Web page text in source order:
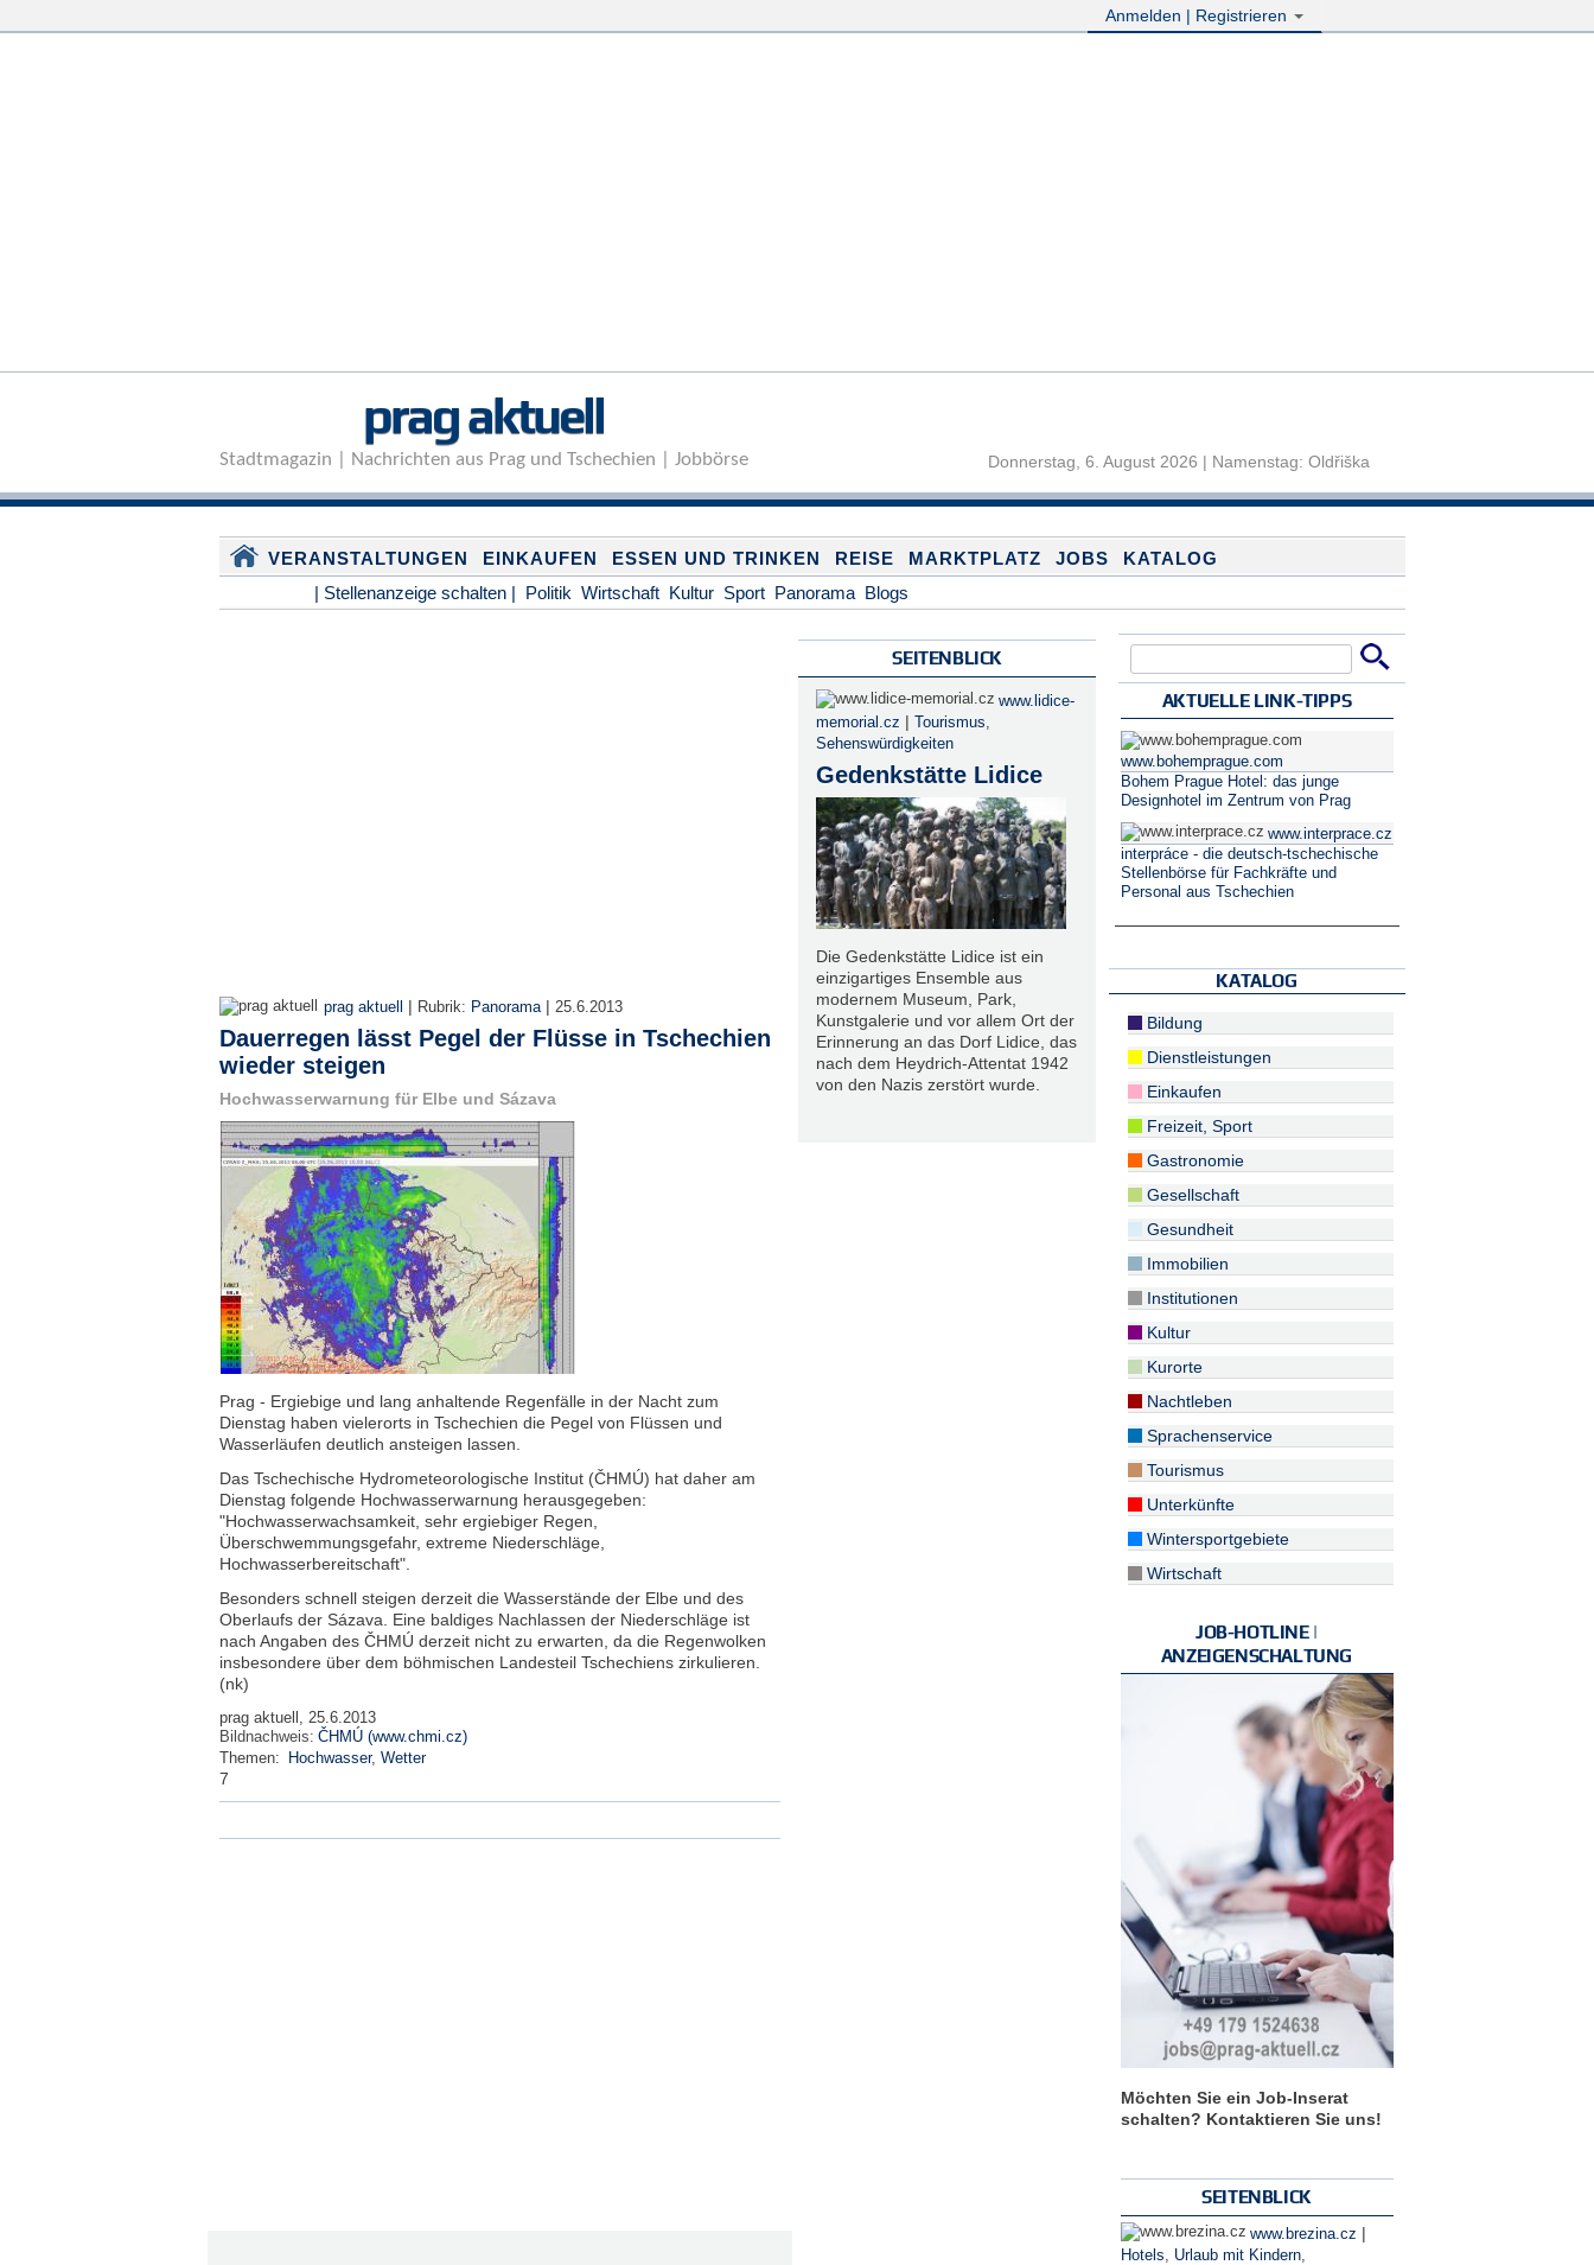
Anmelden | Registrieren
prag aktuell
Stadtmagazin | Nachrichten aus Prag und Tschechien | Jobbörse Donnerstag, 6. August 2026 | Namenstag: Oldřiška
VERANSTALTUNGEN EINKAUFEN ESSEN UND TRINKEN REISE MARKTPLATZ JOBS
KATALOG
| Stellenanzeige schalten | Politik Wirtschaft Kultur Sport Panorama Blogs
prag aktuell | Rubrik: Panorama | 25.6.2013
Dauerregen lässt Pegel der Flüsse in Tschechien
wieder steigen
Hochwasserwarnung für Elbe und Sázava
Prag - Ergiebige und lang anhaltende Regenfälle in der Nacht zum
Dienstag haben vielerorts in Tschechien die Pegel von Flüssen und
Wasserläufen deutlich ansteigen lassen.
Das Tschechische Hydrometeorologische Institut (ČHMÚ) hat daher am
Dienstag folgende Hochwasserwarnung herausgegeben:
"Hochwasserwachsamkeit, sehr ergiebiger Regen,
Überschwemmungsgefahr, extreme Niederschläge,
Hochwasserbereitschaft".
Besonders schnell steigen derzeit die Wasserstände der Elbe und des
Oberlaufs der Sázava. Eine baldiges Nachlassen der Niederschläge ist
nach Angaben des ČHMÚ derzeit nicht zu erwarten, da die Regenwolken
insbesondere über dem böhmischen Landesteil Tschechiens zirkulieren.
(nk)
prag aktuell, 25.6.2013
Bildnachweis: ČHMÚ (www.chmi.cz)
Themen:
Hochwasser, Wetter
7
SEITENBLICK
www.lidice-
memorial.cz | Tourismus,
Sehenswürdigkeiten
Gedenkstätte Lidice
Die Gedenkstätte Lidice ist ein
einzigartiges Ensemble aus
modernem Museum, Park,
Kunstgalerie und vor allem Ort der
Erinnerung an das Dorf Lidice, das
nach dem Heydrich-Attentat 1942
von den Nazis zerstört wurde.
AKTUELLE LINK-TIPPS
www.bohemprague.com
Bohem Prague Hotel: das junge
Designhotel im Zentrum von Prag
www.interprace.cz
interpráce - die deutsch-tschechische
Stellenbörse für Fachkräfte und
Personal aus Tschechien
KATALOG
Bildung
Dienstleistungen
Einkaufen
Freizeit, Sport
Gastronomie
Gesellschaft
Gesundheit
Immobilien
Institutionen
Kultur
Kurorte
Nachtleben
Sprachenservice
Tourismus
Unterkünfte
Wintersportgebiete
Wirtschaft
JOB-HOTLINE |
ANZEIGENSCHALTUNG
Möchten Sie ein Job-Inserat
schalten? Kontaktieren Sie uns!
SEITENBLICK
www.brezina.cz |
Hotels Urlaub mit Kindern,